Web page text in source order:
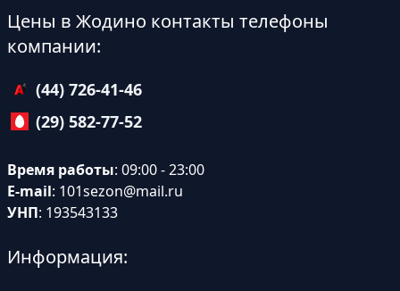
Цены в Жодино контакты телефоны
компании:
(44) 726-41-46
(29) 582-77-52
Время работы: 09:00 - 23:00
E-mail: 101sezon@mail.ru
УНП: 193543133
Информация: